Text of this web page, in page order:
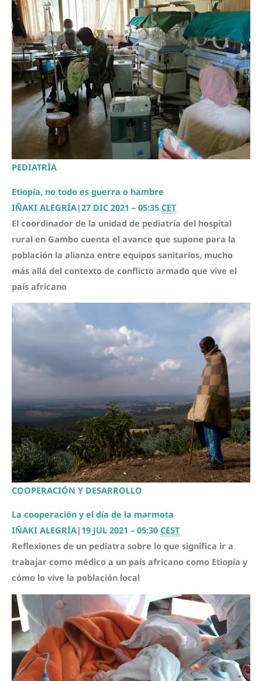
PEDIATRÍA
Etiopía, no todo es guerra o hambre
IÑAKI ALEGRÍA|27 DIC 2021 – 05:35 CET
El coordinador de la unidad de pediatría del hospital
rural en Gambo cuenta el avance que supone para la
población la alianza entre equipos sanitarios, mucho
más allá del contexto de conflicto armado que vive el
país africano
COOPERACIÓN Y DESARROLLO
La cooperación y el día de la marmota
IÑAKI ALEGRÍA| 19 JUL 2021 – 05:30 CEST
Reflexiones de un pediatra sobre lo que significa ir a
trabajar como médico a un país africano como Etiopía y
cómo lo vive la población local